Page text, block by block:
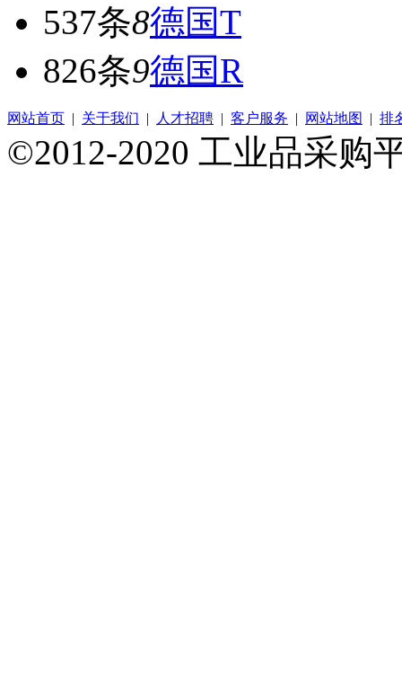
537条8德国T
826条9德国R
网站首页 | 关于我们 | 人才招聘 | 客户服务 | 网站地图 | 排
©2012-2020 工业品采购